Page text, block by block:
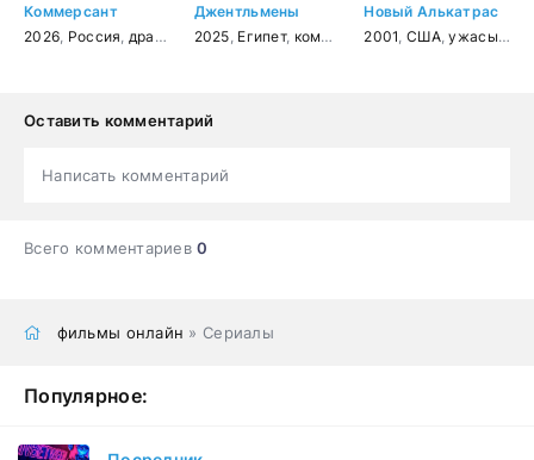
Коммерсант
2026 Россия драма
Джентльмены
2025 Египет, комедия
Новый Алькатрас
2001 США,ужасы,
Оставить комментарий
Написать комментарий
Всего комментариев0
фильмы онлайн » Сериалы
Популярное: